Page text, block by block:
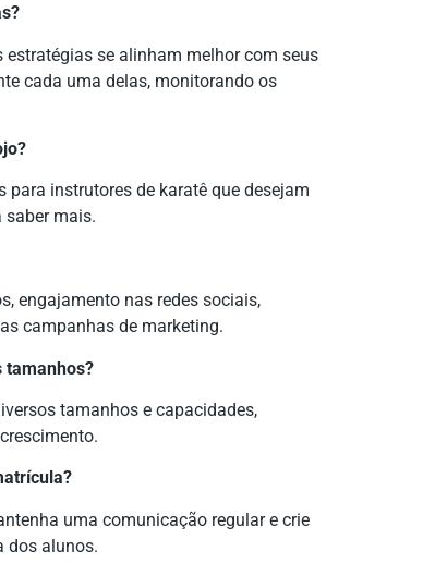
se alinham melhor com seus
cada uma delas, monitorando os
instrutores de karatê que desejam
saber mais.
engajamento nas redes sociais,
campanhas de marketing.
tamanhos?
tamanhos e capacidades,
uma comunicação regular e crie
dos alunos.